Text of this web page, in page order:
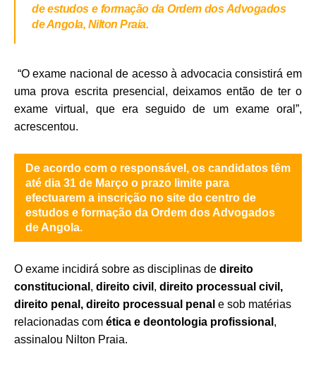
de estudos e formação da Ordem dos Advogados
de Angola, Nilton Praia.
“O exame nacional de acesso à advocacia consistirá em
uma prova escrita presencial, deixamos então de ter o
exame virtual, que era seguido de um exame oral”,
acrescentou.
De acordo com o responsável, os candidatos têm
até dia 31 de Março o prazo limite para
efectuarem a inscrição no site do centro de
estudos e formação da Ordem dos Advogados
de Angola.
O exame incidirá sobre as disciplinas de direito
constitucional , direito civil , direito processual civil,
direito penal, direito processual penal e sob matérias
relacionadas com ética e deontologia profissional ,
assinalou Nilton Praia.